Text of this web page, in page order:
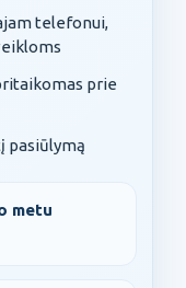
telefonui,
prie
pasiūlymą
metu